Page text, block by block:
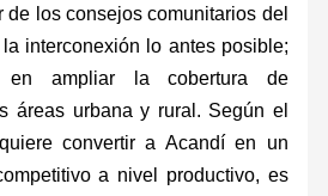
de los consejos comunitarios del
interconexión lo antes posible;
en ampliar la cobertura de
áreas urbana y rural. Según el
convertir a Acandí en un
a nivel productivo, es